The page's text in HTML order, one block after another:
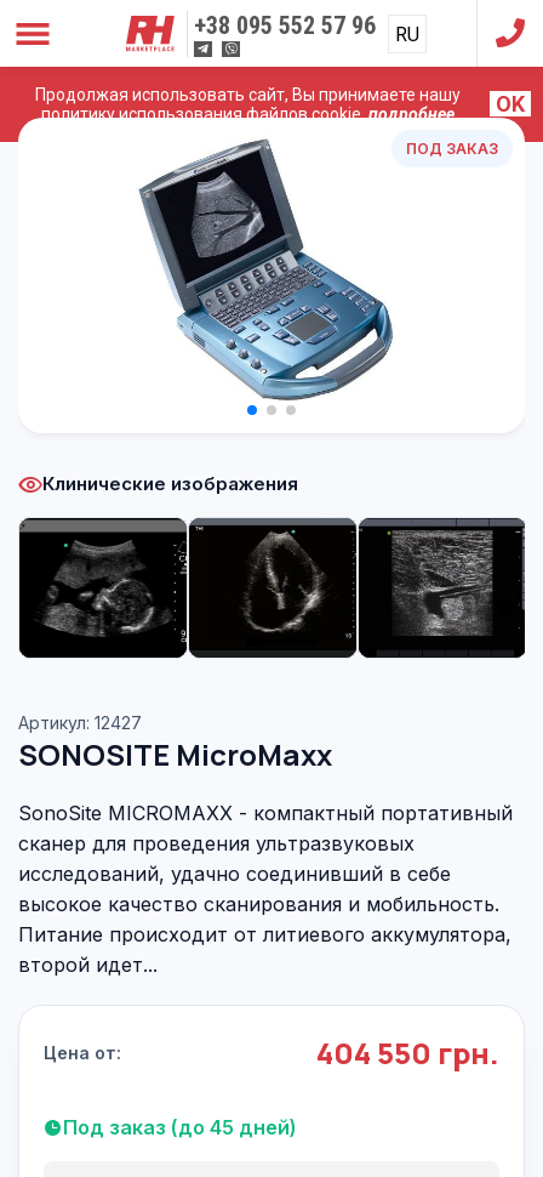
Продолжая использовать сайт, Вы принимаете нашу
политику использования файлов cookie,подробнее OK
+38 095 552 57 96 RU
UA
Главная/УЗИ Аппараты/Sonosite /SONOSITE MicroMaxx
ПОД ЗАКАЗ
Клинические изображения
Артикул: 12427
SONOSITE MicroMaxx
SonoSite MICROMAXX - компактный портативный
сканер для проведения ультразвуковых
исследований, удачно соединивший в себе
высокое качество сканирования и мобильность.
Питание происходит от литиевого аккумулятора,
второй идет...
Цена от: 404 550 грн.
Под заказ (до 45 дней)